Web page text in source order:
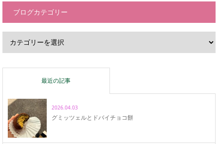
ブログカテゴリー
最近の記事
2026.04.03
グミッツェルとドバイチョコ餅